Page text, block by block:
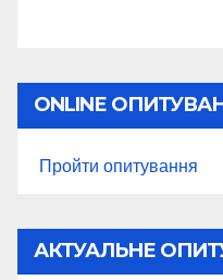
ONLINE
Пройти опитування
АКТУАЛЬНЕ